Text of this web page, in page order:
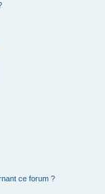
ce forum ?